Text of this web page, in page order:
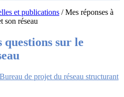
et publications /Mes réponses à
son réseau
questions sur le
de projet du réseau structurant